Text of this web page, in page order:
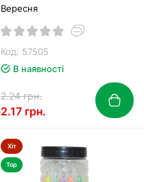
Вересня
Код: 57505
В наявності
2.24 грн.
2.17 грн.
Хіт
Top